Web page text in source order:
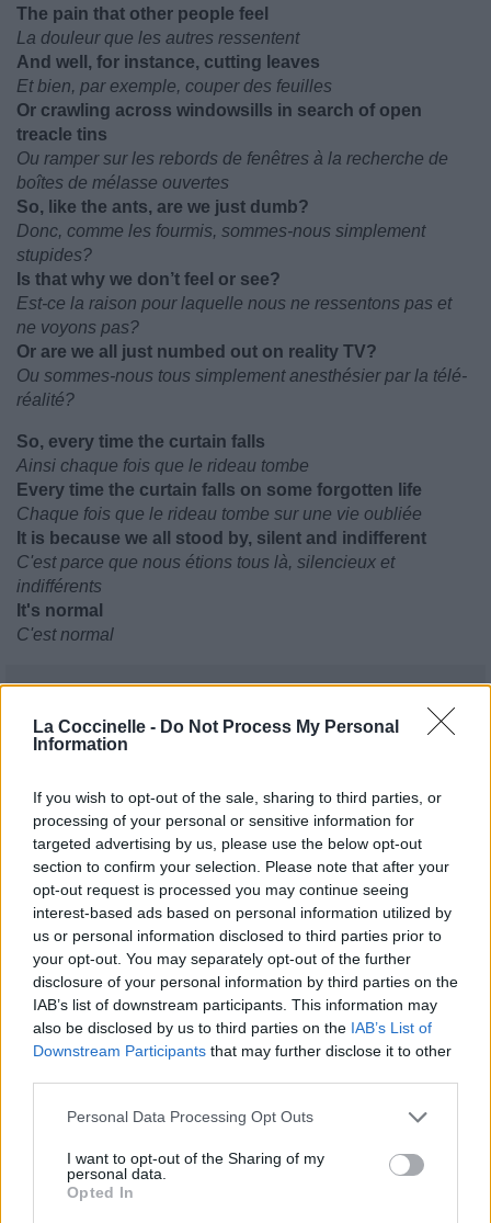
La Coccinelle - Do Not Process My Personal
Information
If you wish to opt-out of the sale, sharing to third parties, or
processing of your personal or sensitive information for
targeted advertising by us, please use the below opt-out
section to confirm your selection. Please note that after your
opt-out request is processed you may continue seeing
interest-based ads based on personal information utilized by
us or personal information disclosed to third parties prior to
your opt-out. You may separately opt-out of the further
disclosure of your personal information by third parties on the
IAB’s list of downstream participants. This information may
also be disclosed by us to third parties on the IAB’s List of
Downstream Participants that may further disclose it to other
Personal Data Processing Opt Outs
I want to opt-out of the Sharing of my
personal data.
Opted In
The pain that other people feel
La douleur que les autres ressentent
And well, for instance, cutting leaves
Et bien, par exemple, couper des feuilles
Or crawling across windowsills in search of open
treacle tins
Ou ramper sur les rebords de fenêtres à la recherche de
boîtes de mélasse ouvertes
So, like the ants, are we just dumb?
Donc, comme les fourmis, sommes-nous simplement
stupides?
Is that why we don’t feel or see?
Est-ce la raison pour laquelle nous ne ressentons pas et
ne voyons pas?
Or are we all just numbed out on reality TV?
Ou sommes-nous tous simplement anesthésier par la télé-
réalité?
So, every time the curtain falls
Ainsi chaque fois que le rideau tombe
Every time the curtain falls on some forgotten life
Chaque fois que le rideau tombe sur une vie oubliée
It is because we all stood by, silent and indifferent
C'est parce que nous étions tous là, silencieux et
indifférents
It's normal
C'est normal
17h35.
Chanteurs : Roger Waters